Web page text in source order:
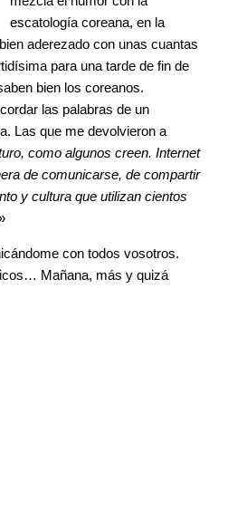
escatología coreana, en la
aderezado con unas cuantas
para una tarde de fin de
bien los coreanos.
las palabras de un
Las que me devolvieron a
como algunos creen. Internet
de comunicarse, de compartir
y cultura que utilizan cientos
con todos vosotros.
Mañana, más y quizá